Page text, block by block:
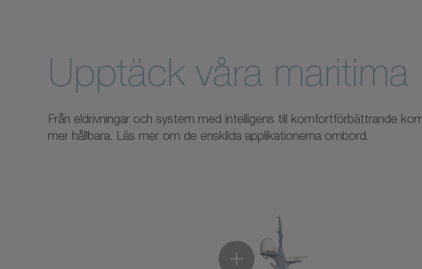
Upptäck våra maritima
Från eldrivningar och system med intelligens till komfortförbättrande
mer hållbara. Läs mer om de enskilda applikationerna ombord.